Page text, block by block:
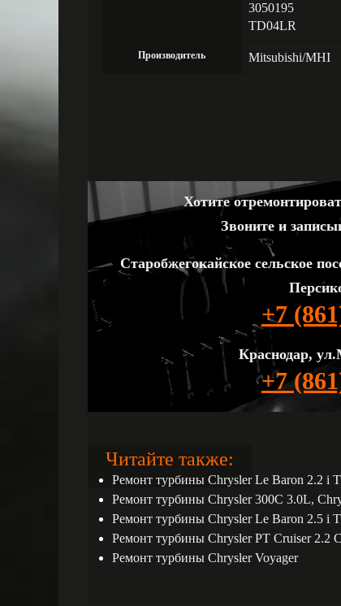
3050195
TD04LR
Производитель Mitsubishi/MHI
Хотите
Звоните и
Старобжегокайское сельское
+7
Краснодар,
+7
Читайте также:
Ремонт турбины Chrysler Le Baron 2.2 i
Ремонт турбины Chrysler 300C 3.0L,
Ремонт турбины Chrysler Le Baron 2.5 i
Ремонт турбины Chrysler PT Cruiser 2.2
Ремонт турбины Chrysler Voyager